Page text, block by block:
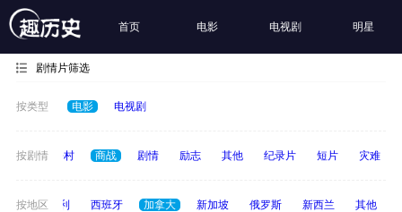
首页 电影 电视剧 明星
剧情片筛选
按类型 电影 电视剧
按剧情
历史 乡村 商战 剧情 励志 其他 纪录片 短片 灾难
按地区
度 意大利 西班牙 加拿大 新加坡 俄罗斯 新西兰 其他